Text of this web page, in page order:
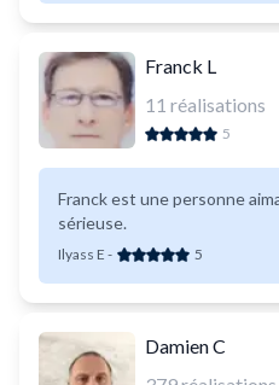
Franck L
11 réalisations
5
Franck est une personne
sérieuse.
Ilyass E - 5
Damien C